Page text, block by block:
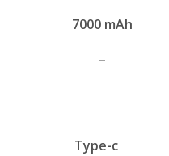
7000 mAh
–
Type-c